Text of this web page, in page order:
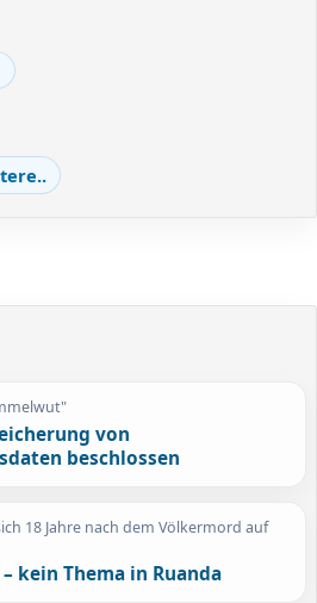
von
beschlossen
18 Jahre nach dem Völkermord auf
kein Thema in Ruanda